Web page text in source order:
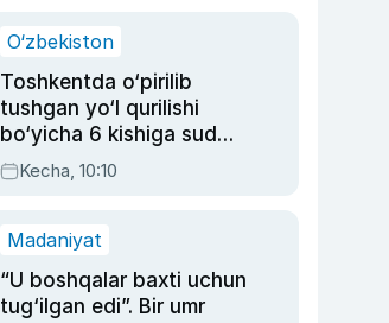
O‘zbekiston
Toshkentda o‘pirilib
tushgan yo‘l qurilishi
bo‘yicha 6 kishiga sud
hukmi o‘qildi
Kecha, 10:10
Madaniyat
“U boshqalar baxti uchun
tug‘ilgan edi”. Bir umr